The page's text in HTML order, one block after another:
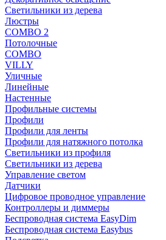
Светильники из дерева
Люстры
COMBO 2
Потолочные
COMBO
VILLY
Уличные
Линейные
Настенные
Профильные системы
Профили
Профили для ленты
Профили для натяжного потолка
Светильники из профиля
Светильники из дерева
Управление светом
Датчики
Цифровое проводное управление
Контроллеры и диммеры
Беспроводная система EasyDim
Беспроводная система Easybus